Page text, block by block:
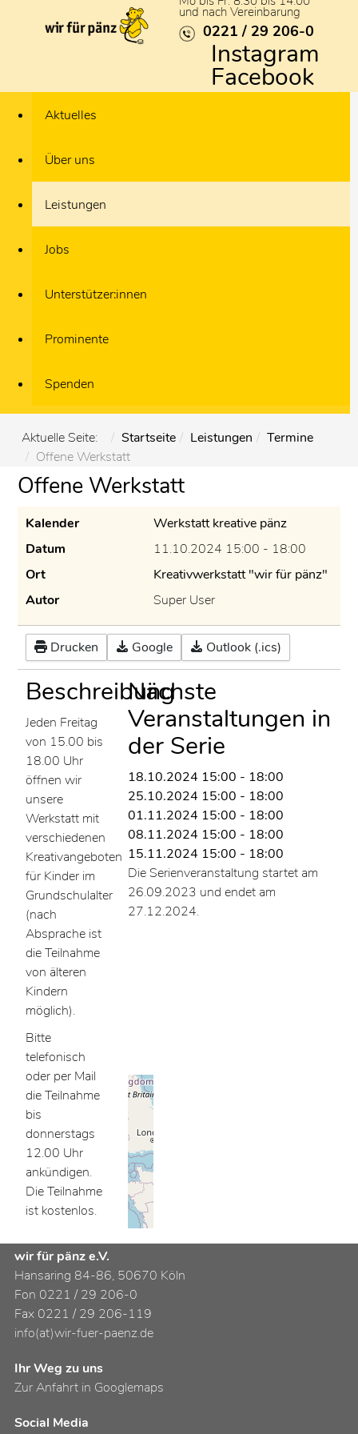
und nach Vereinbarung
0221 / 29 206-0
Instagram
Facebook
Aktuelles
Über uns
Leistungen
Jobs
Unterstützer:innen
Prominente
Spenden
Aktuelle Seite: Startseite Leistungen
Termine
Offene Werkstatt
Offene Werkstatt
Kalender
Werkstatt kreative pänz
Datum
11.10.2024 15:00 - 18:00
Ort
Kreativwerkstatt "wir für pänz"
Autor
Super User
Drucken Google Outlook (.ics)
Beschreibung
Jeden Freitag
von 15.00 bis
18.00 Uhr
öffnen wir
unsere
Werkstatt mit
verschiedenen
Kreativangeboten
für Kinder im
Grundschulalter
(nach
Absprache ist
die Teilnahme
von älteren
Kindern
möglich).
Bitte
telefonisch
oder per Mail
die Teilnahme
bis
donnerstags
12.00 Uhr
ankündigen.
Die Teilnahme
ist kostenlos.
Nächste
Veranstaltungen in
der Serie
18.10.2024 15:00 - 18:00
25.10.2024 15:00 - 18:00
01.11.2024 15:00 - 18:00
08.11.2024 15:00 - 18:00
15.11.2024 15:00 - 18:00
Die Serienveranstaltung startet am
26.09.2023 und endet am
27.12.2024.
wir für pänz e.V.
Hansaring 84-86, 50670 Köln
Fon 0221 / 29 206-0
Fax 0221 / 29 206-119
info(at)wir-fuer-paenz.de
Ihr Weg zu uns
Zur Anfahrt in Googlemaps
Social Media